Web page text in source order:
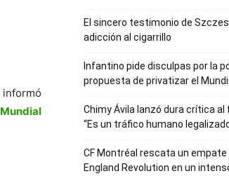
informó
Mundial
El sincero testimonio de
adicción al cigarrillo
Infantino pide disculpas por la
propuesta de privatizar el
Chimy Ávila lanzó dura crítica
“Es un tráfico humano
CF Montréal rescata un empate
England Revolution en un